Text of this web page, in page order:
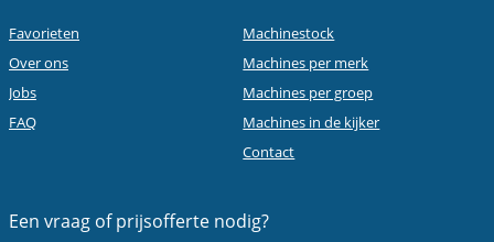
Favorieten
Over ons
Jobs
FAQ
Machinestock
Machines per merk
Machines per groep
Machines in de kijker
Contact
Een vraag ofprijsofferte nodig?